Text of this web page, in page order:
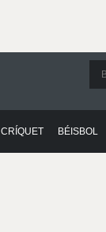
CRÍQUET BÉISBOL